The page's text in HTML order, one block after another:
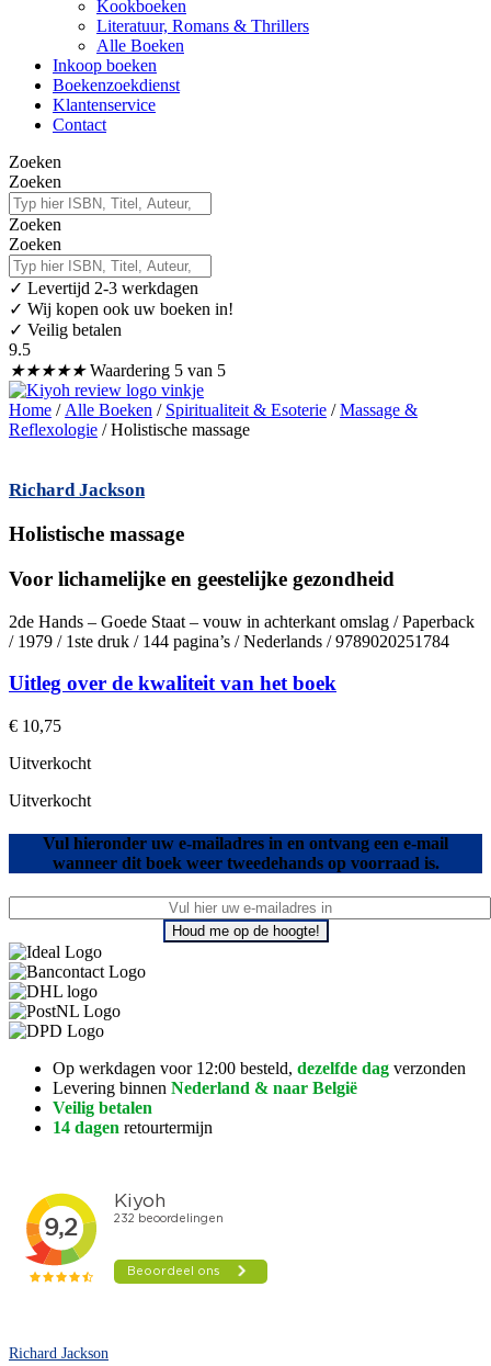
Kookboeken
Literatuur, Romans & Thrillers
Alle Boeken
Inkoop boeken
Boekenzoekdienst
Klantenservice
Contact
Zoeken
Zoeken
Zoeken
Zoeken
✓ Levertijd 2-3 werkdagen
✓ Wij kopen ook uw boeken in!
✓ Veilig betalen
9.5
★★★★★ Waardering 5 van 5
Home / Alle Boeken / Spiritualiteit & Esoterie /Massage &
Reflexologie / Holistische massage
Richard Jackson
Holistische massage
Voor lichamelijke en geestelijke gezondheid
2de Hands – Goede Staat – vouw in achterkant omslag / Paperback
/ 1979 / 1ste druk / 144 pagina’s / Nederlands / 9789020251784
Uitleg over de kwaliteit van het boek
€ 10,75
Uitverkocht
Uitverkocht
Vul hieronder uw e-mailadres in en ontvang een e-mail
wanneer dit boek weer tweedehands op voorraad is.
Houd me op de hoogte!
Op werkdagen voor 12:00 besteld, dezelfde dag verzonden
Levering binnen Nederland & naar België
Veilig betalen
14 dagen retourtermijn
Richard Jackson